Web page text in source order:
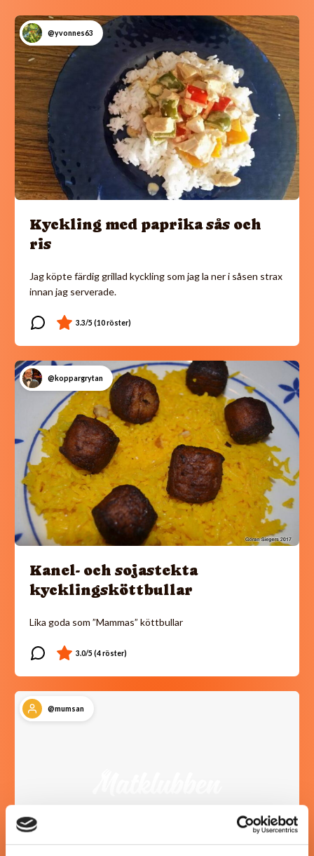
@yvonnes63
Kyckling med paprika sås och
ris
Jag köpte färdig grillad kyckling som jag la ner i såsen strax
innan jag serverade.
@koppargrytan
Kanel- och sojastekta
kycklingsköttbullar
Lika goda som ”Mammas” köttbullar
@mumsan